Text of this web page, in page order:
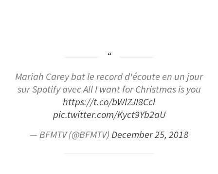
Mariah Carey bat le record d'écoute en un jour
sur Spotify avec All I want for Christmas is you
https://t.co/bWlZJI8Ccl
pic.twitter.com/Kyct9Yb2aU
— BFMTV (@BFMTV)December 25, 2018